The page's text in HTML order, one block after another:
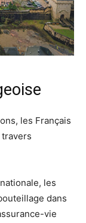
les Français
les
dans
vie